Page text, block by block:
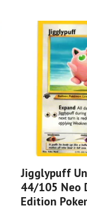
Jigglypuff
44/105 Neo
Edition